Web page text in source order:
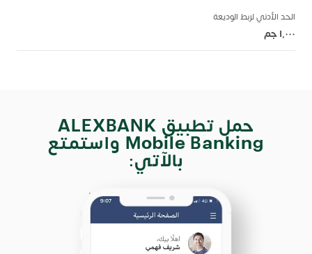
الحد الأدني لربط الوديعة
١,٠٠٠ جم
حمل تطبيق ALEXBANK
Mobile Banking واستمتع
بالآتي: